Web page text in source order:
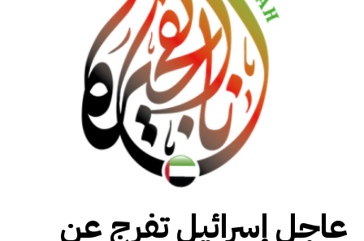
عاجل إسرائيل تفرج عن